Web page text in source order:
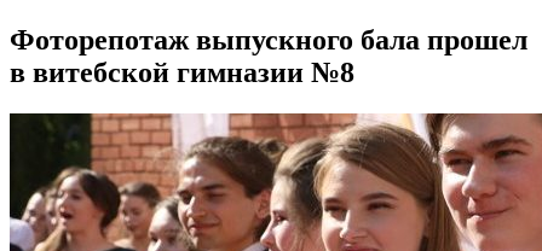
Фоторепотаж выпускного бала прошел
в витебской гимназии №8